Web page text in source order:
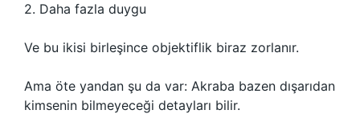
2. Daha fazla duygu
Ve bu ikisi birleşince objektiflik biraz zorlanır.
Ama öte yandan şu da var: Akraba bazen dışarıdan
kimsenin bilmeyeceği detayları bilir.